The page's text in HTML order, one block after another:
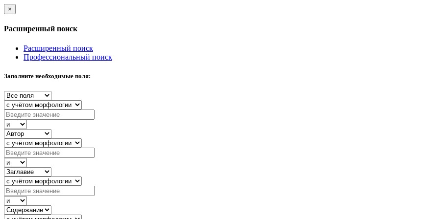
×
Расширенный поиск
Расширенный поиск
Профессиональный поиск
Заполните необходимые поля: